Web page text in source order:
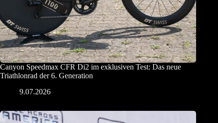
Canyon Speedmax CFR Di2 im exklusiven Test: Das neue
Triathlonrad der 6. Generation
9.07.2026